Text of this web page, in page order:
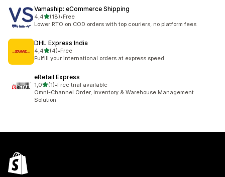
Vamaship: eCommerce Shipping
4,4/ 5 tähteä
(18)
18 arvostelua yhteensä
•Free
Lower RTO on COD orders with top couriers, no platform fees
DHL Express India
4,4/ 5 tähteä
(4)
4 arvostelua yhteensä
•Free
Fulfill your international orders at express speed
eRetail Express
1,0/ 5 tähteä
(1)
1 arvostelua yhteensä
•Free trial available
Omni-Channel Order, Inventory & Warehouse Management
Solution